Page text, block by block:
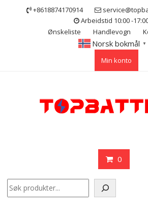
+8618874170914
Arbeidstid 10:00 -
Ønskeliste
Handlevogn
Norsk bokmål ▼
Min konto
0